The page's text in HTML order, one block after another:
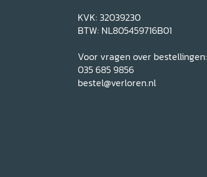
KVK: 32039230
BTW: NL805459716B01
Voor vragen over bestellingen:
035 685 9856
bestel@verloren.nl